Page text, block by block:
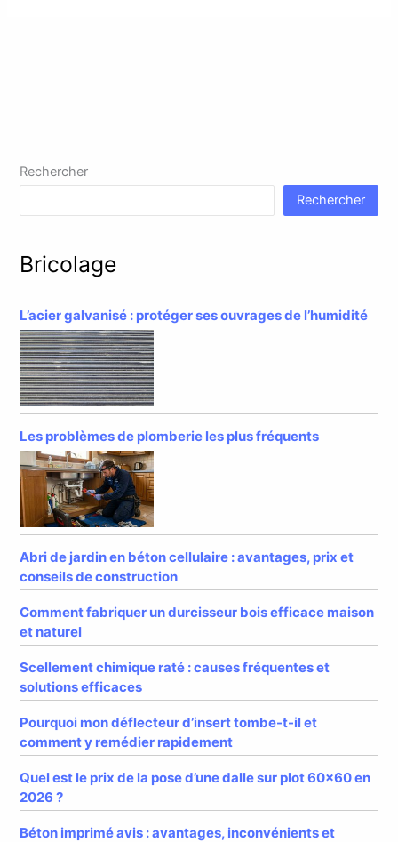
Rechercher
Rechercher
Bricolage
L’acier galvanisé : protéger ses ouvrages de l’humidité
Les problèmes de plomberie les plus fréquents
Abri de jardin en béton cellulaire : avantages, prix et
conseils de construction
Comment fabriquer un durcisseur bois efficace maison
et naturel
Scellement chimique raté : causes fréquentes et
solutions efficaces
Pourquoi mon déflecteur d’insert tombe-t-il et
comment y remédier rapidement
Quel est le prix de la pose d’une dalle sur plot 60×60 en
2026 ?
Béton imprimé avis : avantages, inconvénients et